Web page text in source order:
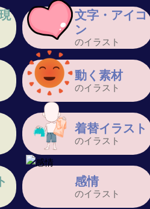
文字・アイコ
ン
のイラスト
動く素材
のイラスト
着替イラスト
のイラスト
感情
のイラスト